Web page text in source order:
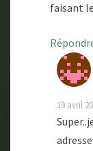
faisant
19 avril